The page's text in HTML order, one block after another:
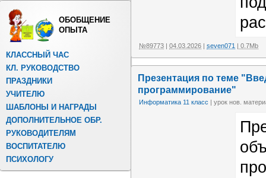
ОБОБЩЕНИЕ
ОПЫТА
КЛАССНЫЙ ЧАС
КЛ. РУКОВОДСТВО
ПРАЗДНИКИ
УЧИТЕЛЮ
ШАБЛОНЫ И НАГРАДЫ
ДОПОЛНИТЕЛЬНОЕ ОБР.
РУКОВОДИТЕЛЯМ
ВОСПИТАТЕЛЮ
ПСИХОЛОГУ
№89773 04.03.2026 seven071 | 0.7Mb
Презентация по теме
программирование"
Информатика 11 класс | урок нов.